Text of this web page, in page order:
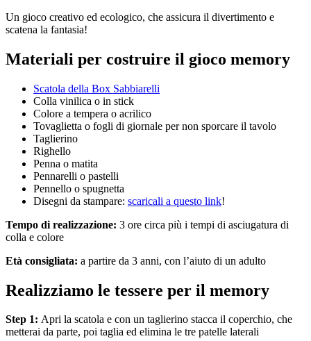
Un gioco creativo ed ecologico, che assicura il divertimento e
scatena la fantasia!
Materiali per costruire il gioco memory
Scatola della Box Sabbiarelli
Colla vinilica o in stick
Colore a tempera o acrilico
Tovaglietta o fogli di giornale per non sporcare il tavolo
Taglierino
Righello
Penna o matita
Pennarelli o pastelli
Pennello o spugnetta
Disegni da stampare: scaricali a questo link!
Tempo di realizzazione: 3 ore circa più i tempi di asciugatura di
colla e colore
Età consigliata: a partire da 3 anni, con l’aiuto di un adulto
Realizziamo le tessere per il memory
Step 1: Apri la scatola e con un taglierino stacca il coperchio, che
metterai da parte, poi taglia ed elimina le tre patelle laterali